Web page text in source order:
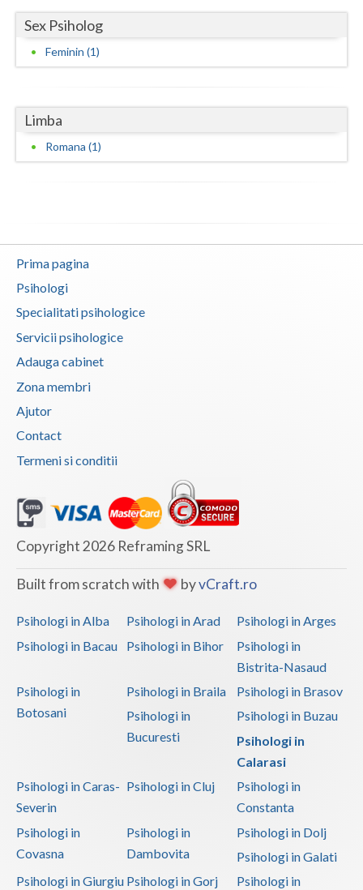
Suceava
Teleorman
Tulcea
Valcea
Sex Psiholog
Feminin (1)
Limba
Romana (1)
Prima pagina
Psihologi
Specialitati psihologice
Servicii psihologice
Adauga cabinet
Zona membri
Ajutor
Contact
Termeni si conditii
Copyright 2026 Reframing SRL
Built from scratch with byvCraft.ro
Psihologi in Alba Psihologi in Arad
Psihologi in Arges
Psihologi in Bacau
Psihologi in Bihor
Psihologi in
Bistrita-Nasaud
Psihologi in
Botosani
Psihologi in Braila
Psihologi in Brasov
Psihologi in
Bucuresti
Psihologi in Buzau
Psihologi in
Calarasi
Psihologi in Caras-
Severin
Psihologi in Cluj
Psihologi in
Constanta
Psihologi in
Covasna
Psihologi in
Dambovita
Psihologi in Dolj
Psihologi in Galati
Psihologi in Giurgiu Psihologi in Gorj Psihologi in